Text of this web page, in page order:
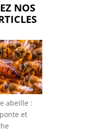
NOS
abeille :
et